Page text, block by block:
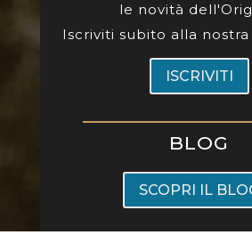
le novità
Iscriviti subito alla
ISCRIVITI
BLOG
SCOPRI IL